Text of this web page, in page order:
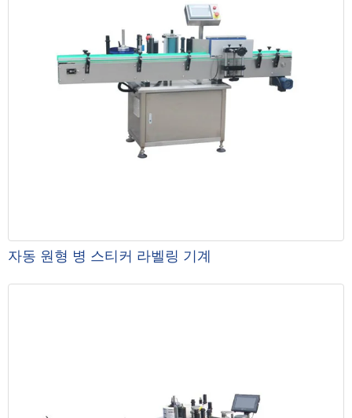
자동 원형 병 스티커 라벨링 기계